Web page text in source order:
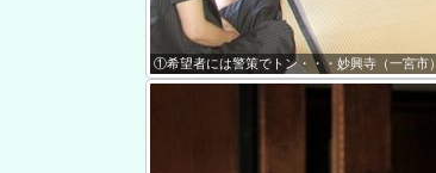
①希望者には警策でトン・・・妙興寺（一宮市）